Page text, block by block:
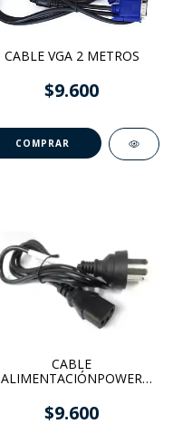
CABLE VGA 2 METROS
$9.600
CABLE
ALIMENTACIÓNPOWER
220v
$9.600